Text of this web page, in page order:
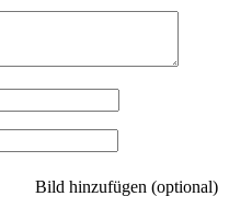
Bild hinzufügen (optional)